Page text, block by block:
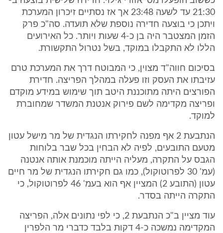
21:30 עד לשעה 23:48 אך אז נסתיים זיכרון המערכת
ויתכן כי בוצעה חדירה נוספת שלא תועדה. סה"כ פרק
הזמן המצטבר היה בן כ-4 שעות ויותר. כל האירועים
הללו לא התקבלו במוקד, בשל נטרול התקשורת.
בסיכום חווה"ד מצוין, כי המבוטח דרך את המערכת טרם
עזיבתו את העסק וזו פעלה במהלך הפריצה. חדירת
הפורצים היתה מתוכננת היטב תוך שימוש במידע מוקדם
ופריצה מקדימה לשם פירוק אנטנת המשדר שמחוברת
למוקד.
הנתבעת 2 אף מפנה לחקירתו הנגדית של מר מישל עטון
מטעם התובעים, לפיה לא הבחין בכל שבר בלוחות
הגבס על התקרה, מעליה הייתה מוכמנת אותה אנטנה
(עמ' 30 לפרוטוקול), כמו גם חקירתו הנגדית של מר חיים
עטון (התובע 2) המציין אף הוא בעמ' 46 לפרוטוקול, כי
התקרה הייתה בסדר.
עוד מציין ב"כ הנתבעת 2, כי לפי נתונים אלה, הפריצה
המקדימה נמשכה כ-4 דקות בלבד כדברי מר הלפרין